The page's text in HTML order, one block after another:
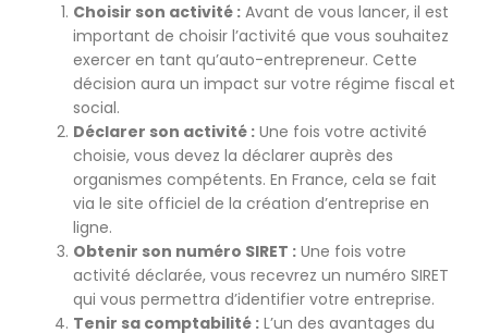
Choisir son activité : Avant de vous lancer, il est
important de choisir l’activité que vous souhaitez
exercer en tant qu’auto-entrepreneur. Cette
décision aura un impact sur votre régime fiscal et
social.
Déclarer son activité : Une fois votre activité
choisie, vous devez la déclarer auprès des
organismes compétents. En France, cela se fait
via le site officiel de la création d’entreprise en
ligne.
Obtenir son numéro SIRET : Une fois votre
activité déclarée, vous recevrez un numéro SIRET
qui vous permettra d’identifier votre entreprise.
Tenir sa comptabilité : L’un des avantages du